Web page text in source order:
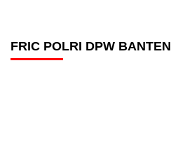
FRIC POLRI DPW BANTEN